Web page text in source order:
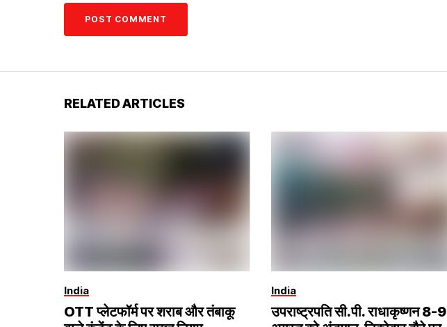
RELATED ARTICLES
India
OTT प्लेटफॉर्म पर शराब और तंबाकू
India
उपराष्ट्रपति सी.पी. राधाकृष्णन 8-9